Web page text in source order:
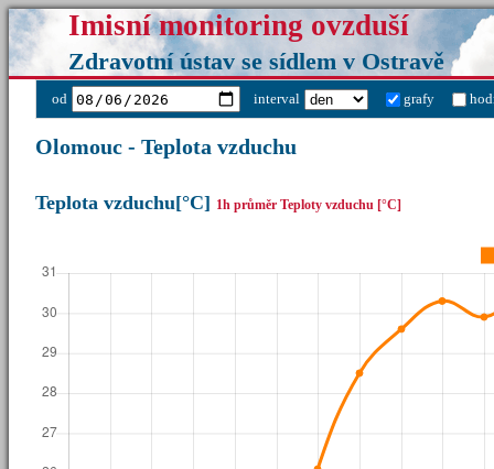
Imisní monitoring ovzduší
Zdravotní ústav se sídlem v Ostravě
od interval grafy
Olomouc - Teplota vzduchu
Teplota vzduchu[°C] 1h průměr Teploty vzduchu [°C]